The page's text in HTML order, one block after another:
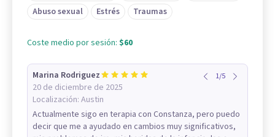
Abuso sexual
Estrés Traumas
Coste medio por sesión: $60
Marina Rodriguez
20 de diciembre de 2025
Localización: Austin
1/5
Actualmente sigo en terapia con Constanza, pero puedo
decir que me a ayudado en cambios muy significativos,